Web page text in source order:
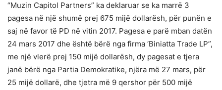
“Muzin Capitol Partners” ka deklaruar se ka marrë 3
pagesa në një shumë prej 675 mijë dollarësh, për punën e
saj në favor të PD në vitin 2017. Pagesa e parë mban datën
24 mars 2017 dhe është bërë nga firma ‘Biniatta Trade LP”,
me një vlerë prej 150 mijë dollarësh, dy pagesat e tjera
janë bërë nga Partia Demokratike, njëra më 27 mars, për
25 mijë dollarë, dhe tjetra më 9 qershor për 500 mijë